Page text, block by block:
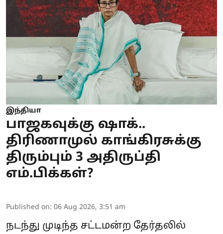
இந்தியா
பாஜகவுக்கு ஷாக்..
திரிணாமுல் காங்கிரசுக்கு
திரும்பும் 3 அதிருப்தி
எம்.பிக்கள்?
Published on: 06 Aug 2026, 3:51 am
நடந்து முடிந்த சட்டமன்ற தேர்தலில்